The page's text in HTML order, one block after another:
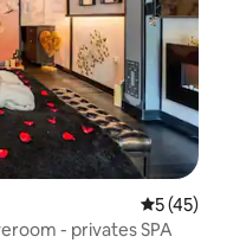
5 (45)
- privates SPA